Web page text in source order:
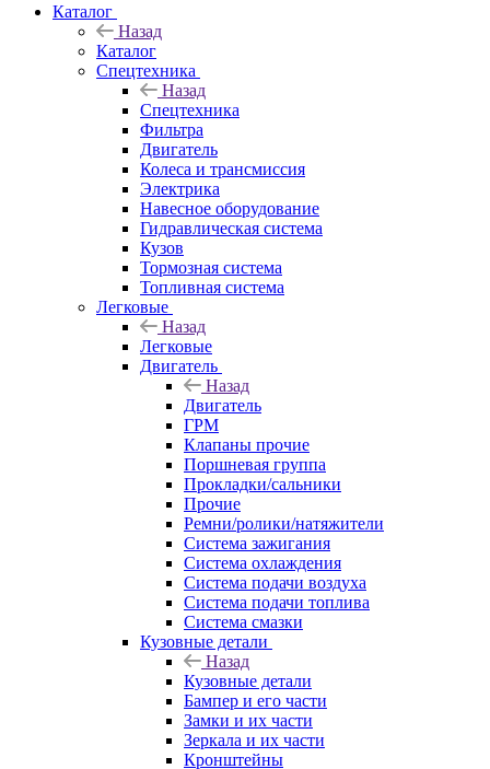
Каталог
Назад
Каталог
Спецтехника
Назад
Спецтехника
Фильтра
Двигатель
Колеса и трансмиссия
Электрика
Навесное оборудование
Гидравлическая система
Кузов
Тормозная система
Топливная система
Легковые
Назад
Легковые
Двигатель
Назад
Двигатель
ГРМ
Клапаны прочие
Поршневая группа
Прокладки/сальники
Прочие
Ремни/ролики/натяжители
Система зажигания
Система охлаждения
Система подачи воздуха
Система подачи топлива
Система смазки
Кузовные детали
Назад
Кузовные детали
Бампер и его части
Замки и их части
Зеркала и их части
Кронштейны